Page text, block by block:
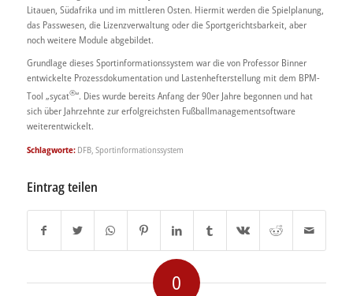
Litauen, Südafrika und im mittleren Osten. Hiermit werden die Spielplanung,
das Passwesen, die Lizenzverwaltung oder die Sportgerichtsbarkeit, aber
noch weitere Module abgebildet.
Grundlage dieses Sportinformationssystem war die von Professor Binner
entwickelte Prozessdokumentation und Lastenhefterstellung mit dem BPM-
Tool „sycat®“. Dies wurde bereits Anfang der 90er Jahre begonnen und hat
sich über Jahrzehnte zur erfolgreichsten Fußballmanagementsoftware
weiterentwickelt.
Schlagworte: DFB, Sportinformationssystem
Eintrag teilen
0